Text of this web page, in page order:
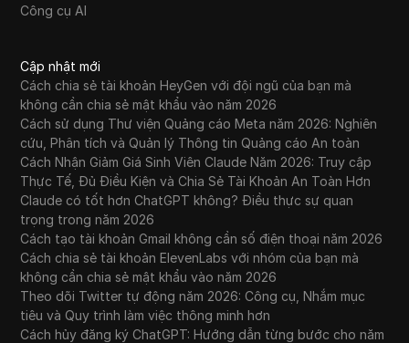
Công cụ AI
Cập nhật mới
Cách chia sẻ tài khoản HeyGen với đội ngũ của bạn mà
không cần chia sẻ mật khẩu vào năm 2026
Cách sử dụng Thư viện Quảng cáo Meta năm 2026: Nghiên
cứu, Phân tích và Quản lý Thông tin Quảng cáo An toàn
Cách Nhận Giảm Giá Sinh Viên Claude Năm 2026: Truy cập
Thực Tế, Đủ Điều Kiện và Chia Sẻ Tài Khoản An Toàn Hơn
Claude có tốt hơn ChatGPT không? Điều thực sự quan
trọng trong năm 2026
Cách tạo tài khoản Gmail không cần số điện thoại năm 2026
Cách chia sẻ tài khoản ElevenLabs với nhóm của bạn mà
không cần chia sẻ mật khẩu vào năm 2026
Theo dõi Twitter tự động năm 2026: Công cụ, Nhắm mục
tiêu và Quy trình làm việc thông minh hơn
Cách hủy đăng ký ChatGPT: Hướng dẫn từng bước cho năm